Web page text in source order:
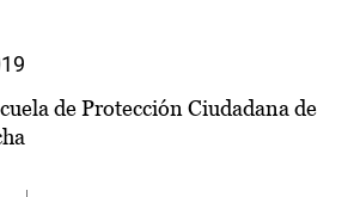
de Protección Ciudadana de